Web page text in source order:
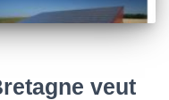
veut